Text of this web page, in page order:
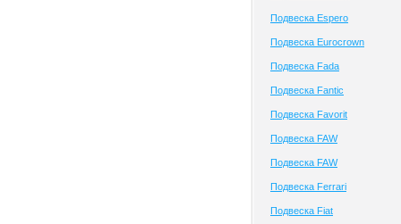
Подвеска Espero
Подвеска Eurocrown
Подвеска Fada
Подвеска Fantic
Подвеска Favorit
Подвеска FAW
Подвеска FAW
Подвеска Ferrari
Подвеска Fiat